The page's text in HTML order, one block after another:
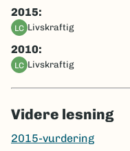
2015:
LC livskraftig
2010:
LC livskraftig
Videre lesning
2015-vurdering